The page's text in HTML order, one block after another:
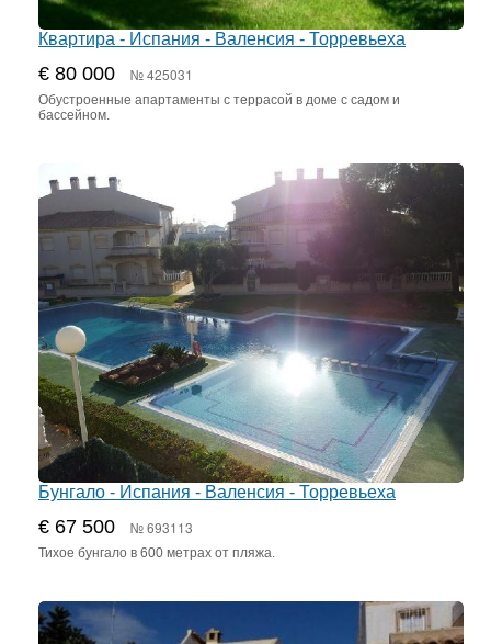
Квартира - Испания - Валенсия - Торревьеха
€ 80 000 № 425031
Обустроенные апартаменты с террасой в доме с садом и
бассейном.
Бунгало - Испания - Валенсия - Торревьеха
€ 67 500 № 693113
Тихое бунгало в 600 метрах от пляжа.